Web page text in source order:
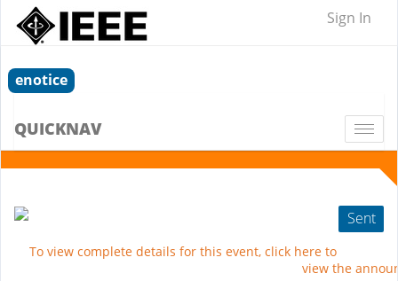
Sign In
enotice
QUICKNAV
Sent
To view complete details for this event, click here to
view the